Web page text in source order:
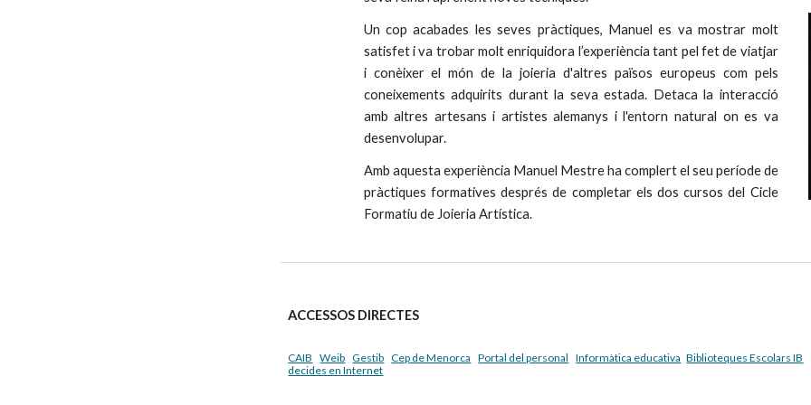
Un cop acabades les seves pràctiques, Manuel es va mostrar molt
satisfet i va trobar molt enriquidora l’experiència tant pel fet de viatjar
i conèixer el món de la joieria d'altres països europeus com pels
coneixements adquirits durant la seva estada. Detaca la interacció
amb altres artesans i artistes alemanys i l'entorn natural on es va
desenvolupar.
Amb aquesta experiència Manuel Mestre ha complert el seu període de
pràctiques formatives després de completar els dos cursos del Cicle
Formatiu de Joieria Artística.
ACCESSOS DIRECTES
CAIB Weib Gestib Cep de Menorca Portal del personal Informàtica educativa Biblioteques Escolars IB
decides en Internet